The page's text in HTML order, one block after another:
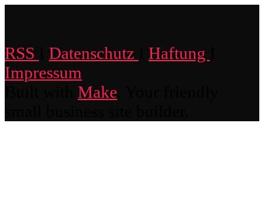
RSS Datenschutz Haftung
Impressum
Make